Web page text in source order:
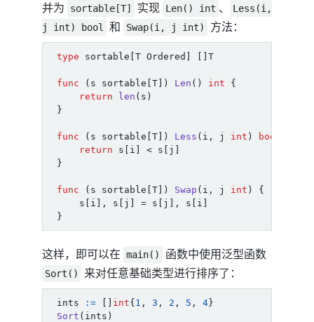
并为 sortable[T] 实现 Len() int 、
Less(i,
j int) bool
和 Swap(i, j int) 方法：
type sortable T Ordered T
func ( s sortable T ]) Len () int
{
return
len ( s )
}
func ( s sortable T ]) Less ( i , j int ) bool
return
s i < s j
}
func ( s sortable T ]) Swap ( i , j int )
{
s
i ], s j = s j ], s i
}
这样，即可以在 main() 函数中使用泛型函数
Sort() 来对任意基础类型进行排序了：
ints := int{ 1 , 3 , 2 , 5 , 4 }
Sort ( ints )